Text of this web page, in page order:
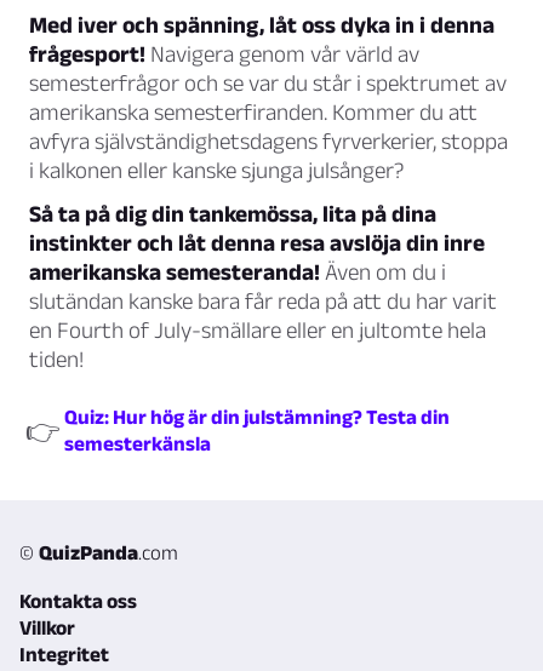
Med iver och spänning, låt oss dyka in i denna
frågesport! Navigera genom vår värld av
semesterfrågor och se var du står i spektrumet av
amerikanska semesterfiranden. Kommer du att
avfyra självständighetsdagens fyrverkerier, stoppa
i kalkonen eller kanske sjunga julsånger?
Så ta på dig din tankemössa, lita på dina
instinkter och låt denna resa avslöja din inre
amerikanska semesteranda! Även om du i
slutändan kanske bara får reda på att du har varit
en Fourth of July-smällare eller en jultomte hela
tiden!
👉 Quiz: Hur hög är din julstämning? Testa din
semesterkänsla
© QuizPanda.com
Kontakta oss
Villkor
Integritet